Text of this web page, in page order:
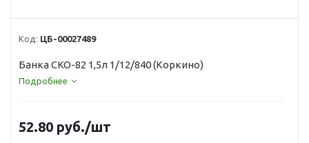
Код: ЦБ-00027489
Банка СКО-82 1,5л 1/12/840 (Коркино)
Подробнее
52.80 руб./шт